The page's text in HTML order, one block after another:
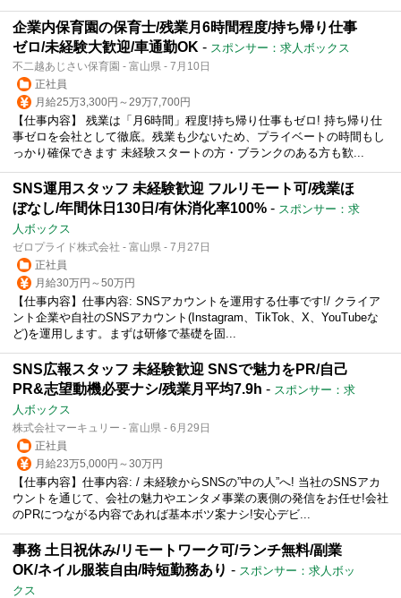
企業内保育園の保育士/残業月6時間程度/持ち帰り仕事
ゼロ/未経験大歓迎/車通勤OK - スポンサー：求人ボックス
不二越あじさい保育園 - 富山県 - 7月10日
正社員
月給25万3,300円～29万7,700円
【仕事内容】 残業は「月6時間」程度!持ち帰り仕事もゼロ! 持ち帰り仕
事ゼロを会社として徹底。残業も少ないため、プライベートの時間もし
っかり確保できます 未経験スタートの方・ブランクのある方も歓...
SNS運用スタッフ 未経験歓迎 フルリモート可/残業ほ
ぼなし/年間休日130日/有休消化率100% - スポンサー：求
人ボックス
ゼロプライド株式会社 - 富山県 - 7月27日
正社員
月給30万円～50万円
【仕事内容】仕事内容: SNSアカウントを運用する仕事です!/ クライア
ント企業や自社のSNSアカウント(Instagram、TikTok、X、YouTubeな
ど)を運用します。まずは研修で基礎を固...
SNS広報スタッフ 未経験歓迎 SNSで魅力をPR/自己
PR&志望動機必要ナシ/残業月平均7.9h - スポンサー：求
人ボックス
株式会社マーキュリー - 富山県 - 6月29日
正社員
月給23万5,000円～30万円
【仕事内容】仕事内容: / 未経験からSNSの”中の人”へ! 当社のSNSアカ
ウントを通じて、会社の魅力やエンタメ事業の裏側の発信をお任せ!会社
のPRにつながる内容であれば基本ボツ案ナシ!安心デビ...
事務 土日祝休み/リモートワーク可/ランチ無料/副業
OK/ネイル服装自由/時短勤務あり - スポンサー：求人ボッ
クス